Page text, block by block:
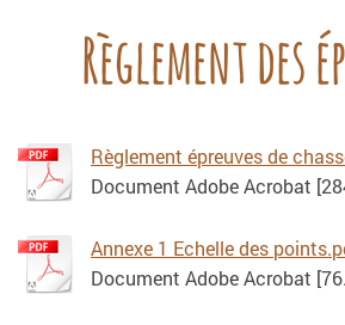
Règlement des
Règlement épreuves de
Document Adobe Acrobat
Annexe 1 Echelle des
Document Adobe Acrobat